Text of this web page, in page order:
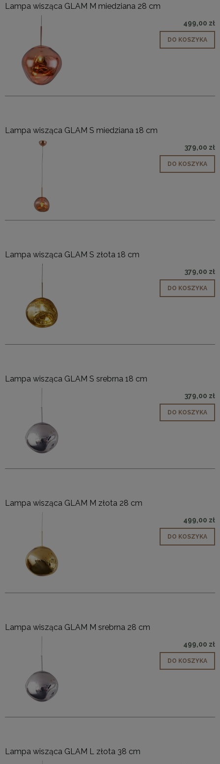
Lampa wisząca GLAM M miedziana 28 cm
499,00 zł
DO KOSZYKA
Lampa wisząca GLAM S miedziana 18 cm
379,00 zł
DO KOSZYKA
Lampa wisząca GLAM S złota 18 cm
379,00 zł
DO KOSZYKA
Lampa wisząca GLAM S srebrna 18 cm
379,00 zł
DO KOSZYKA
Lampa wisząca GLAM M złota 28 cm
499,00 zł
DO KOSZYKA
Lampa wisząca GLAM M srebrna 28 cm
499,00 zł
DO KOSZYKA
Lampa wisząca GLAM L złota 38 cm